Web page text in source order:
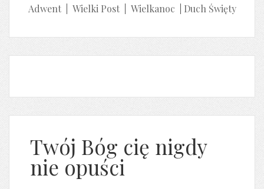
Adwent| Wielki Post| Wielkanoc Duch Święty
Twój Bóg cię nigdy
nie opuści